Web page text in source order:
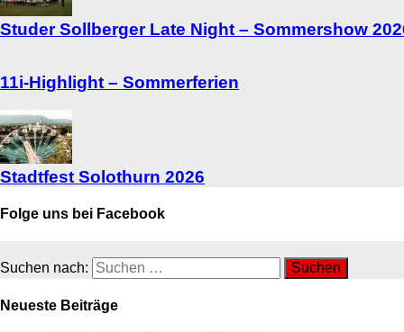
Studer Sollberger Late Night – Sommershow
11i-Highlight – Sommerferien
Stadtfest Solothurn 2026
Folge uns bei Facebook
Suchen nach:
Neueste Beiträge